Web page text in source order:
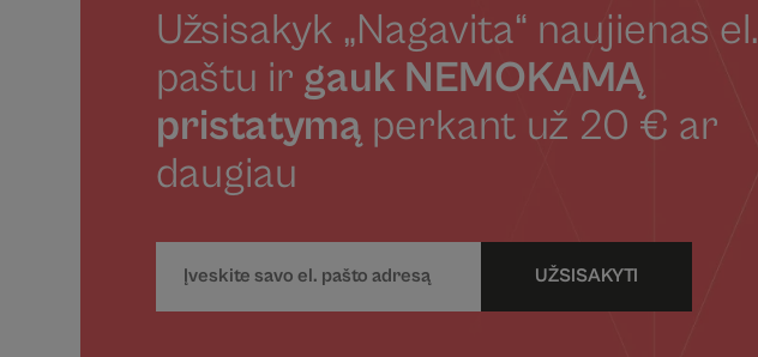
Užsisakyk „Nagavita“ naujienas el.
paštu ir gauk NEMOKAMĄ
pristatymą perkant už 20 € ar
daugiau
UŽSISAKYTI